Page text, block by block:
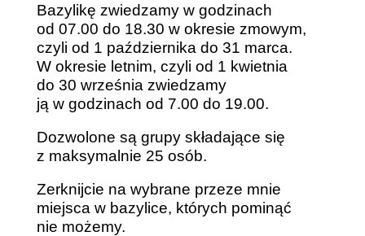
Bazylikę zwiedzamy w godzinach
od 07.00 do 18.30 w okresie zmowym,
czyli od 1 października do 31 marca.
W okresie letnim, czyli od 1 kwietnia
do 30 września zwiedzamy
ją w godzinach od 7.00 do 19.00.
Dozwolone są grupy składające się
z maksymalnie 25 osób.
Zerknijcie na wybrane przeze mnie
miejsca w bazylice, których pominąć
nie możemy.